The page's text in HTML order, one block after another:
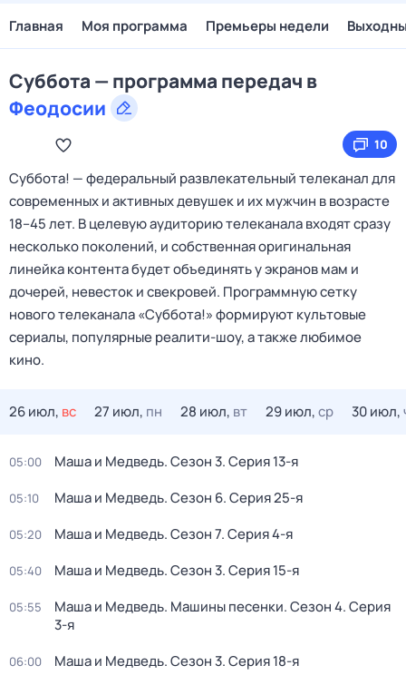
Главная Моя программа Премьеры недели
Суббота — программа передач в
Феодосии
10
Cуббота! — федеральный развлекательный телеканал для
современных и активных девушек и их мужчин в возрасте
18–45 лет. В целевую аудиторию телеканала входят сразу
несколько поколений, и собственная оригинальная
линейка контента будет объединять у экранов мам и
дочерей, невесток и свекровей. Программную сетку
нового телеканала «Суббота!» формируют культовые
сериалы, популярные реалити-шоу, а также любимое
кино.
26 июл, вс 27 июл, пн 28 июл, вт 29 июл,ср 30 июл,
05:00 Маша и Медведь. Сезон 3. Серия 13-я
05:10 Маша и Медведь. Сезон 6. Серия 25-я
05:20 Маша и Медведь. Сезон 7. Серия 4-я
05:40 Маша и Медведь. Сезон 3. Серия 15-я
05:55 Маша и Медведь. Машины песенки. Сезон 4. Серия
3-я
06:00 Маша и Медведь. Сезон 3. Серия 18-я